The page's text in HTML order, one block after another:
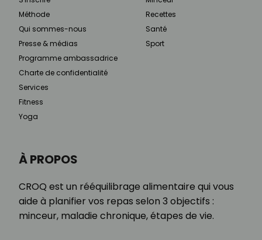
À PROPOS
CROQ est un rééquilibrage alimentaire qui vous
aide à planifier vos repas selon 3 objectifs :
minceur, maladie chronique, étapes de vie.
Méthode
Qui sommes-nous
Presse & médias
Programme ambassadrice
Charte de confidentialité
Services
Fitness
Yoga
Recettes
Santé
Sport